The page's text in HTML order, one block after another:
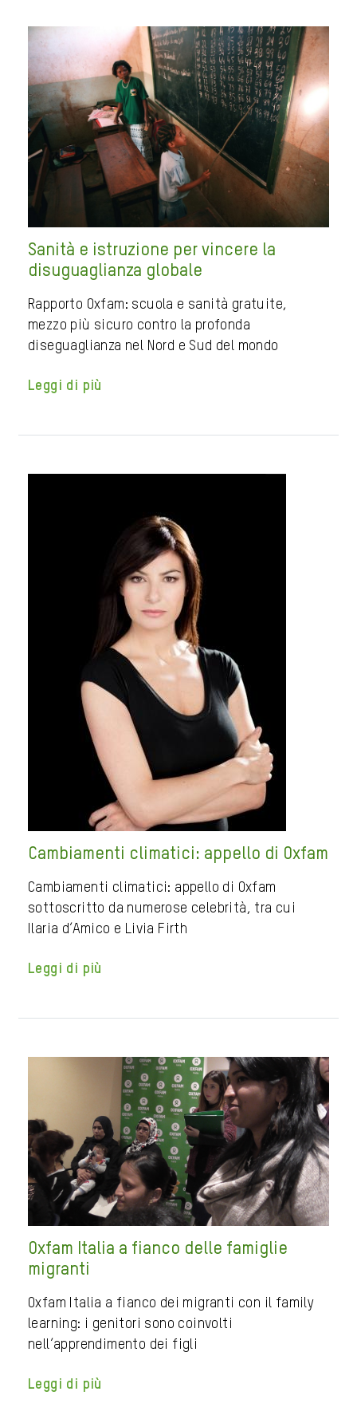
Sanità e istruzione per vincere la
disuguaglianza globale
Rapporto Oxfam: scuola e sanità gratuite,
mezzo più sicuro contro la profonda
diseguaglianza nel Nord e Sud del mondo
Leggi di più
Cambiamenti climatici: appello di Oxfam
Cambiamenti climatici: appello di Oxfam
sottoscritto da numerose celebrità, tra cui
Ilaria d’Amico e Livia Firth
Leggi di più
Oxfam Italia a fianco delle famiglie
migranti
Oxfam Italia a fianco dei migranti con il family
learning: i genitori sono coinvolti
nell’apprendimento dei figli
Leggi di più